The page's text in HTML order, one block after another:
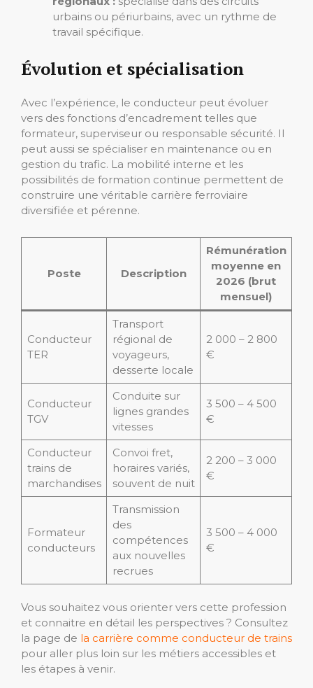
urbains ou périurbains, avec un rythme de
travail spécifique.
Évolution et spécialisation
Avec l’expérience, le conducteur peut évoluer
vers des fonctions d’encadrement telles que
formateur, superviseur ou responsable sécurité. Il
peut aussi se spécialiser en maintenance ou en
gestion du trafic. La mobilité interne et les
possibilités de formation continue permettent de
construire une véritable carrière ferroviaire
diversifiée et pérenne.
Poste Description
Rémunération
moyenne en
2026 (brut
mensuel)
Conducteur
TER
Transport
régional de
voyageurs,
desserte locale
2 000 – 2 800
€
Conducteur
TGV
Conduite sur
lignes grandes
vitesses
3 500 – 4 500
€
Conducteur
trains de
marchandises
Convoi fret,
horaires variés,
souvent de nuit
2 200 – 3 000
€
Formateur
conducteurs
Transmission
des
compétences
aux nouvelles
recrues
3 500 – 4 000
€
Vous souhaitez vous orienter vers cette profession
et connaitre en détail les perspectives ? Consultez
la page de la carrière comme conducteur de trains
pour aller plus loin sur les métiers accessibles et
les étapes à venir.